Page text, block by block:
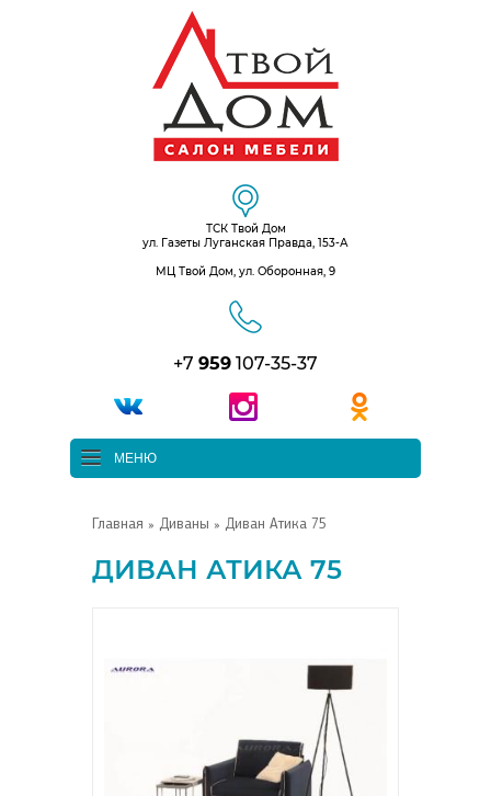
ТСК Твой Дом
ул. Газеты Луганская Правда, 153-А
МЦ Твой Дом, ул. Оборонная, 9
+7 959 107-35-37
МЕНЮ
Главная » Диваны » Диван Атика 75
ДИВАН АТИКА 75